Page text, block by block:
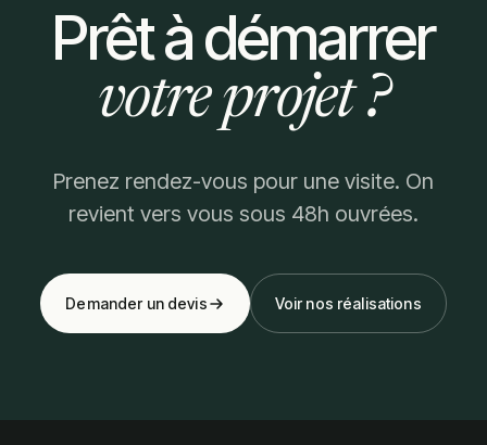
Prêt à démarrer
votre projet ?
Prenez rendez-vous pour une visite. On
revient vers vous sous 48h ouvrées.
Demander un devis Voir nos réalisations